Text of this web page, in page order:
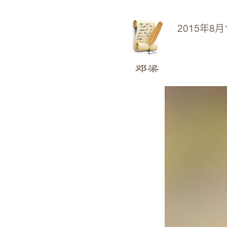
2015年8月
邓梁